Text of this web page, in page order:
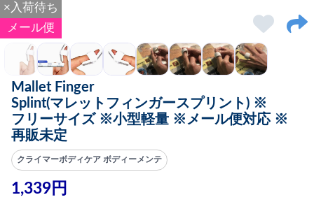
×入荷待ち
メール便
Mallet Finger
Splint(マレットフィンガースプリント) ※
フリーサイズ ※小型軽量 ※メール便対応 ※
再販未定
クライマーボディケア ボディーメンテ
1,339円